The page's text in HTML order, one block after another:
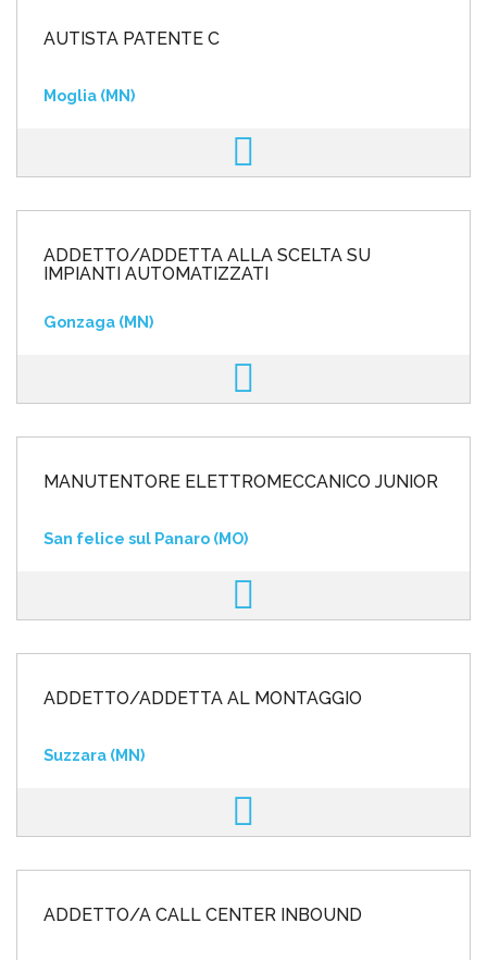
AUTISTA PATENTE C
Moglia (MN)
ADDETTO/ADDETTA ALLA SCELTA SU
IMPIANTI AUTOMATIZZATI
Gonzaga (MN)
MANUTENTORE ELETTROMECCANICO JUNIOR
San felice sul Panaro (MO)
ADDETTO/ADDETTA AL MONTAGGIO
Suzzara (MN)
ADDETTO/A CALL CENTER INBOUND